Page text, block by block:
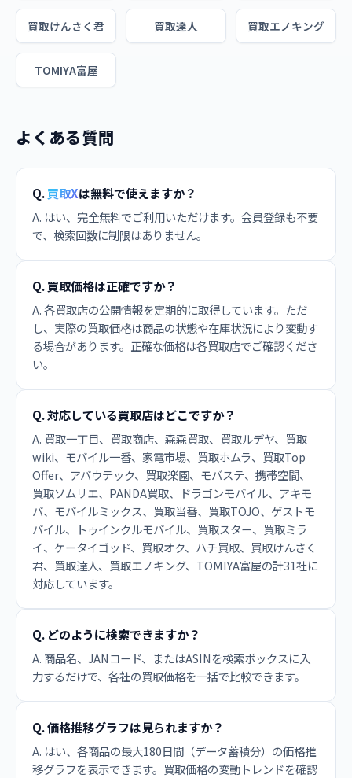
買取けんさく君 買取達人 買取エノキング
TOMIYA富屋
よくある質問
Q.買取Xは無料で使えますか？
A. はい、完全無料でご利用いただけます。会員登録も不要
で、検索回数に制限はありません。
Q. 買取価格は正確ですか？
A. 各買取店の公開情報を定期的に取得しています。ただ
し、実際の買取価格は商品の状態や在庫状況により変動す
る場合があります。正確な価格は各買取店でご確認くださ
い。
Q. 対応している買取店はどこですか？
A. 買取一丁目、買取商店、森森買取、買取ルデヤ、買取
wiki、モバイル一番、家電市場、買取ホムラ、買取Top
Offer、アバウテック、買取楽園、モバステ、携帯空間、
買取ソムリエ、PANDA買取、ドラゴンモバイル、アキモ
バ、モバイルミックス、買取当番、買取TOJO、ゲストモ
バイル、トゥインクルモバイル、買取スター、買取ミラ
イ、ケータイゴッド、買取オク、ハチ買取、買取けんさく
君、買取達人、買取エノキング、TOMIYA富屋の計31社に
対応しています。
Q. どのように検索できますか？
A. 商品名、JANコード、またはASINを検索ボックスに入
力するだけで、各社の買取価格を一括で比較できます。
Q. 価格推移グラフは見られますか？
A. はい、各商品の最大180日間（データ蓄積分）の価格推
移グラフを表示できます。買取価格の変動トレンドを確認